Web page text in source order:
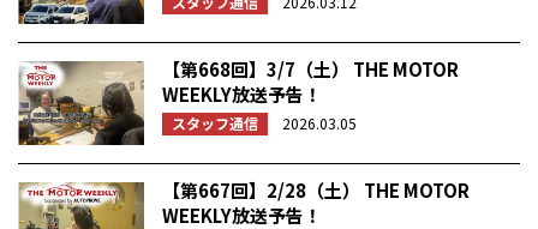
【第668回】3/7（土） THE MOTOR
WEEKLY放送予告！
スタッフ通信 2026.03.05
【第667回】2/28（土） THE MOTOR
WEEKLY放送予告！